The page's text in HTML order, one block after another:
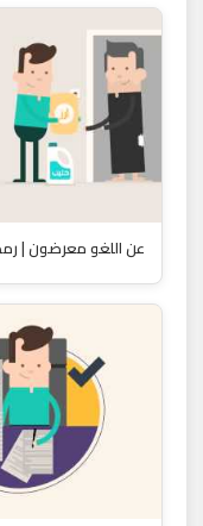
عن اللغو معرضون |